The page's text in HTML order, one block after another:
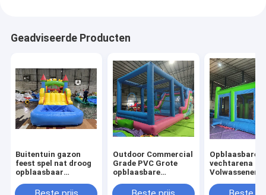
Geadviseerde Producten
Buitentuin gazon
feest spel nat droog
opblaasbaar
obstakelbaan met
Outdoor Commercial
Grade PVC Grote
opblaasbare
Bounce House
Opblaasbare
vechtarena
Volwassenen
Park